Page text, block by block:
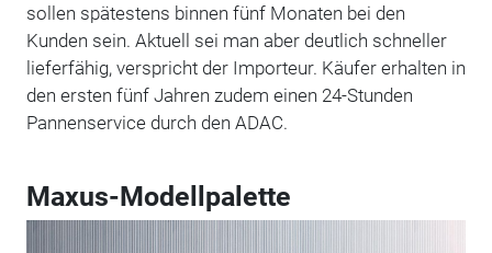
sollen spätestens binnen fünf Monaten bei den
Kunden sein. Aktuell sei man aber deutlich schneller
lieferfähig, verspricht der Importeur. Käufer erhalten in
den ersten fünf Jahren zudem einen 24-Stunden
Pannenservice durch den ADAC.
Maxus-Modellpalette